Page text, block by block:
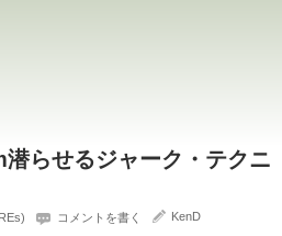
らせるジャーク・テクニ
コメントを書く KenD